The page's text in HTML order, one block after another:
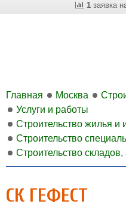
1заявка
Главная Москва
Услуги и работы
Строительство жилья и
Строительство
Строительство складов,
СК ГЕФЕСТ